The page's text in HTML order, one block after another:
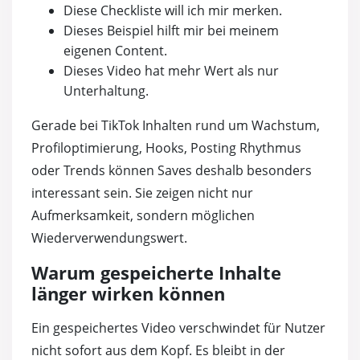
Diese Checkliste will ich mir merken.
Dieses Beispiel hilft mir bei meinem
eigenen Content.
Dieses Video hat mehr Wert als nur
Unterhaltung.
Gerade bei TikTok Inhalten rund um Wachstum,
Profiloptimierung, Hooks, Posting Rhythmus
oder Trends können Saves deshalb besonders
interessant sein. Sie zeigen nicht nur
Aufmerksamkeit, sondern möglichen
Wiederverwendungswert.
Warum gespeicherte Inhalte
länger wirken können
Ein gespeichertes Video verschwindet für Nutzer
nicht sofort aus dem Kopf. Es bleibt in der